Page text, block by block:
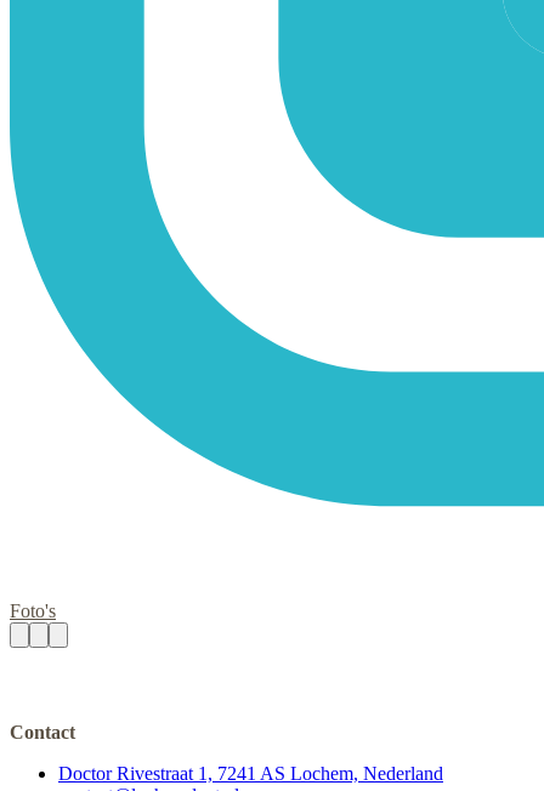
Foto's
Contact
Doctor Rivestraat 1, 7241 AS Lochem, Nederland